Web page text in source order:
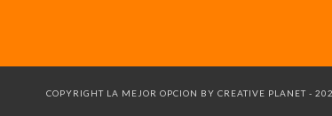
COPYRIGHT LA MEJOR OPCION BY CREATIVE PLANET -